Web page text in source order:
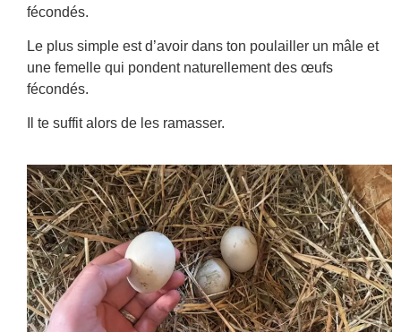
fécondés.
Le plus simple est d’avoir dans ton poulailler un mâle et
une femelle qui pondent naturellement des œufs
fécondés.
Il te suffit alors de les ramasser.